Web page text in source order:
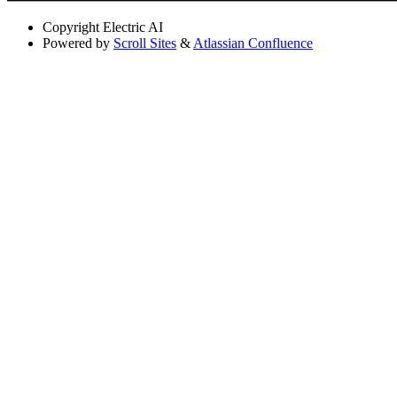
Copyright Electric AI
Powered by Scroll Sites & Atlassian Confluence